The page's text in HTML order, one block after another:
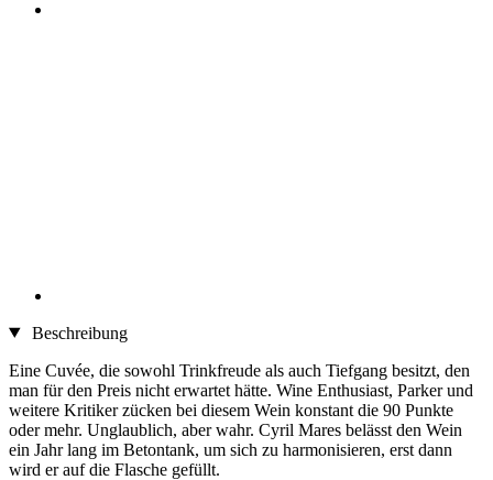
Beschreibung
Eine Cuvée, die sowohl Trinkfreude als auch Tiefgang besitzt, den
man für den Preis nicht erwartet hätte. Wine Enthusiast, Parker und
weitere Kritiker zücken bei diesem Wein konstant die 90 Punkte
oder mehr. Unglaublich, aber wahr. Cyril Mares belässt den Wein
ein Jahr lang im Betontank, um sich zu harmonisieren, erst dann
wird er auf die Flasche gefüllt.